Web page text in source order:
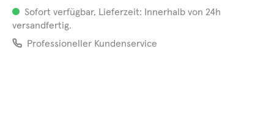
Sofort verfügbar, Lieferzeit: Innerhalb von 24h
versandfertig.
Professioneller Kundenservice